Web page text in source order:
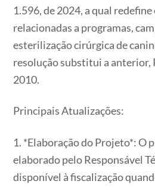
1.596, de 2024, a qual
relacionadas a programas,
esterilização cirúrgica de
resolução substitui a anterior,
2010.
Principais Atualizações:
1. *Elaboração do Projeto*: O
elaborado pelo Responsável
disponível à fiscalização